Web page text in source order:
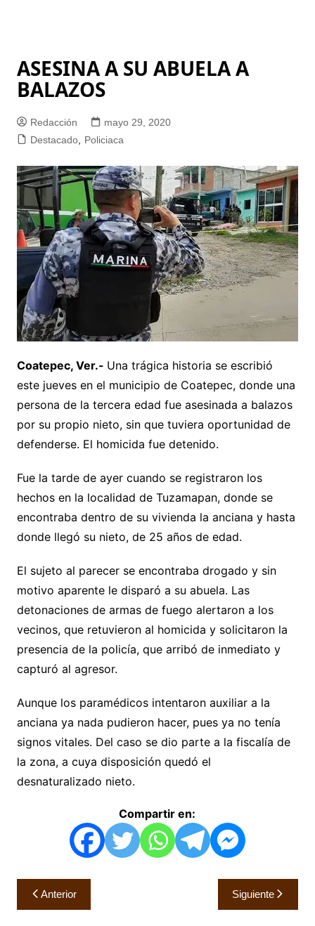
ASESINA A SU ABUELA A
BALAZOS
Redacción
mayo 29, 2020
Destacado, Policiaca
Coatepec, Ver.- Una trágica historia se escribió
este jueves en el municipio de Coatepec, donde una
persona de la tercera edad fue asesinada a balazos
por su propio nieto, sin que tuviera oportunidad de
defenderse. El homicida fue detenido.
Fue la tarde de ayer cuando se registraron los
hechos en la localidad de Tuzamapan, donde se
encontraba dentro de su vivienda la anciana y hasta
donde llegó su nieto, de 25 años de edad.
El sujeto al parecer se encontraba drogado y sin
motivo aparente le disparó a su abuela. Las
detonaciones de armas de fuego alertaron a los
vecinos, que retuvieron al homicida y solicitaron la
presencia de la policía, que arribó de inmediato y
capturó al agresor.
Aunque los paramédicos intentaron auxiliar a la
anciana ya nada pudieron hacer, pues ya no tenía
signos vitales. Del caso se dio parte a la fiscalía de
la zona, a cuya disposición quedó el
desnaturalizado nieto.
Compartir en:
Navegación
de
Anterior Siguiente